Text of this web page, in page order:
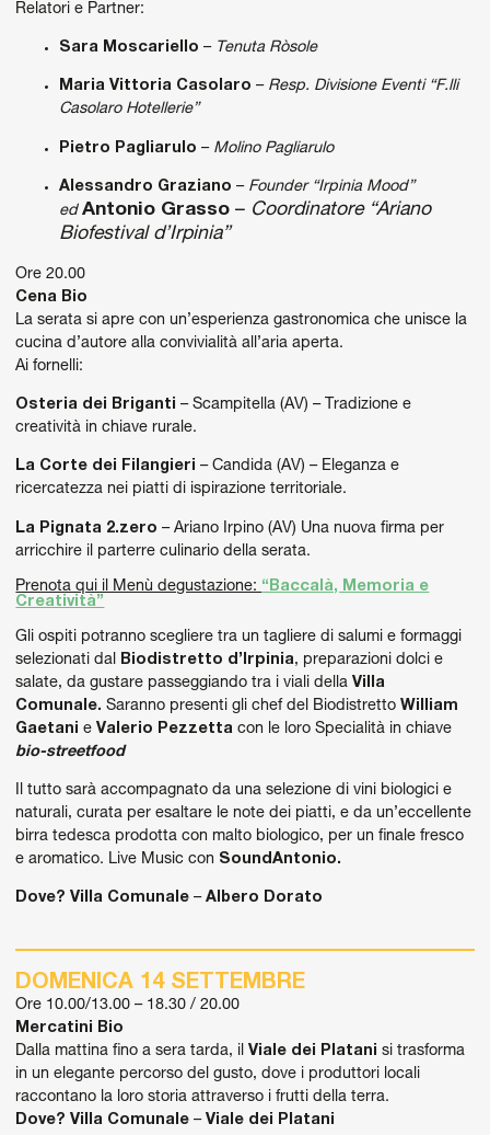
Relatori e Partner:
Sara Moscariello – Tenuta Ròsole
Maria Vittoria Casolaro – Resp. Divisione Eventi “F.lli
Casolaro Hotellerie”
Pietro Pagliarulo – Molino Pagliarulo
Alessandro Graziano – Founder “Irpinia Mood”
edAntonio Grasso – Coordinatore “Ariano
Biofestival d’Irpinia”
Ore 20.00
Cena Bio
La serata si apre con un’esperienza gastronomica che unisce la
cucina d’autore alla convivialità all’aria aperta.
Ai fornelli:
Osteria dei Briganti – Scampitella (AV) – Tradizione e
creatività in chiave rurale.
La Corte dei Filangieri – Candida (AV) – Eleganza e
ricercatezza nei piatti di ispirazione territoriale.
La Pignata 2.zero – Ariano Irpino (AV) Una nuova firma per
arricchire il parterre culinario della serata.
Prenota qui il Menù degustazione: “Baccalà, Memoria e
Creatività”
Gli ospiti potranno scegliere tra un tagliere di salumi e formaggi
selezionati dal
Biodistretto d’Irpinia, preparazioni dolci e
salate, da gustare passeggiando tra i viali dellaVilla
Comunale.Saranno presenti gli chef del BiodistrettoWilliam
Gaetani eValerio Pezzettacon le loro Specialità in chiave
bio-streetfood
Il tutto sarà accompagnato da una selezione di vini biologici e
naturali, curata per esaltare le note dei piatti, e da un’eccellente
birra tedesca prodotta con malto biologico, per un finale fresco
e aromatico. Live Music con SoundAntonio.
Dove? Villa Comunale –Albero Dorato
DOMENICA 14 SETTEMBRE
Ore 10.00/13.00 – 18.30 / 20.00
Mercatini Bio
Dalla mattina fino a sera tarda, ilViale dei Platani si trasforma
in un elegante percorso del gusto, dove i produttori locali
raccontano la loro storia attraverso i frutti della terra.
Dove? Villa Comunale –Viale dei Platani